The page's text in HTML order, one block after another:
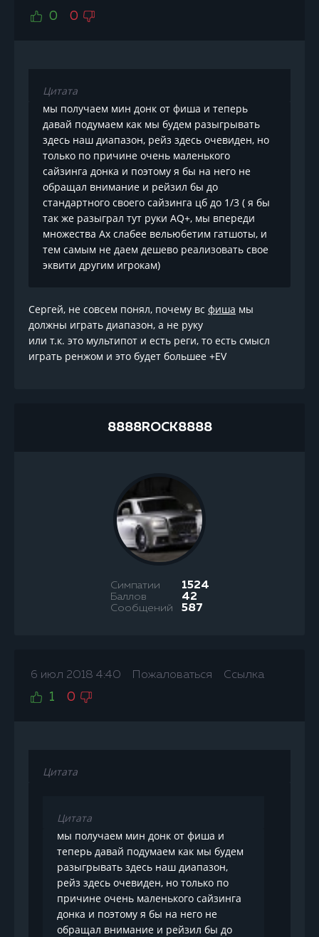
0 0
Цитата
мы получаем мин донк от фиша и теперь
давай подумаем как мы будем разыгрывать
здесь наш диапазон, рейз здесь очевиден, но
только по причине очень маленького
сайзинга донка и поэтому я бы на него не
обращал внимание и рейзил бы до
стандартного своего сайзинга цб до 1/3 ( я бы
так же разыграл тут руки AQ+, мы впереди
множества Ах слабее вельюбетим гатшоты, и
тем самым не даем дешево реализовать свое
эквити другим игрокам)
Сергей, не совсем понял, почему вс фиша мы
должны играть диапазон, а не руку
или т.к. это мультипот и есть реги, то есть смысл
играть ренжом и это будет большее +EV
8888ROCK8888
Симпатии 1524
Баллов 42
Сообщений 587
6 июл 2018 4:40 Пожаловаться Ссылка
1 0
Цитата
Цитата
мы получаем мин донк от фиша и
теперь давай подумаем как мы будем
разыгрывать здесь наш диапазон,
рейз здесь очевиден, но только по
причине очень маленького сайзинга
донка и поэтому я бы на него не
обращал внимание и рейзил бы до